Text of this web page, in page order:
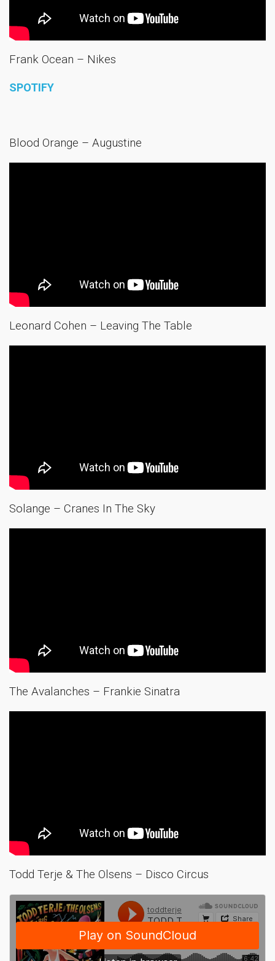
Frank Ocean – Nikes
SPOTIFY
Blood Orange – Augustine
Leonard Cohen – Leaving The Table
Solange – Cranes In The Sky
The Avalanches – Frankie Sinatra
Todd Terje & The Olsens – Disco Circus